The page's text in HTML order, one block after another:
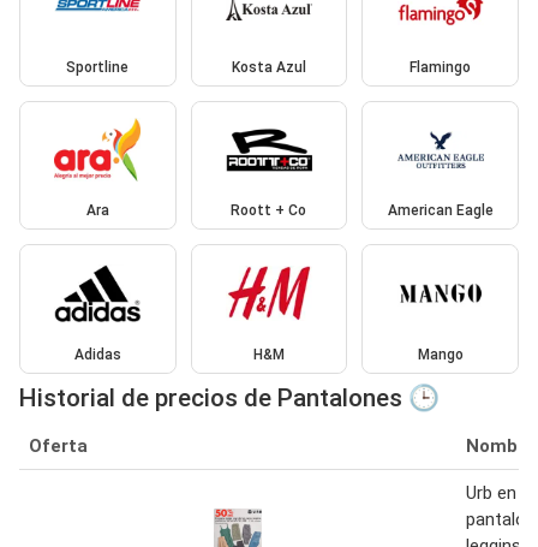
Sportline Kosta Azul Flamingo
Ara Roott + Co American Eagle
Adidas H&M Mango
Historial de precios de Pantalones 🕒
Oferta Nombre
Urb en